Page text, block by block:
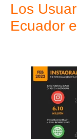
Los
Ecuador